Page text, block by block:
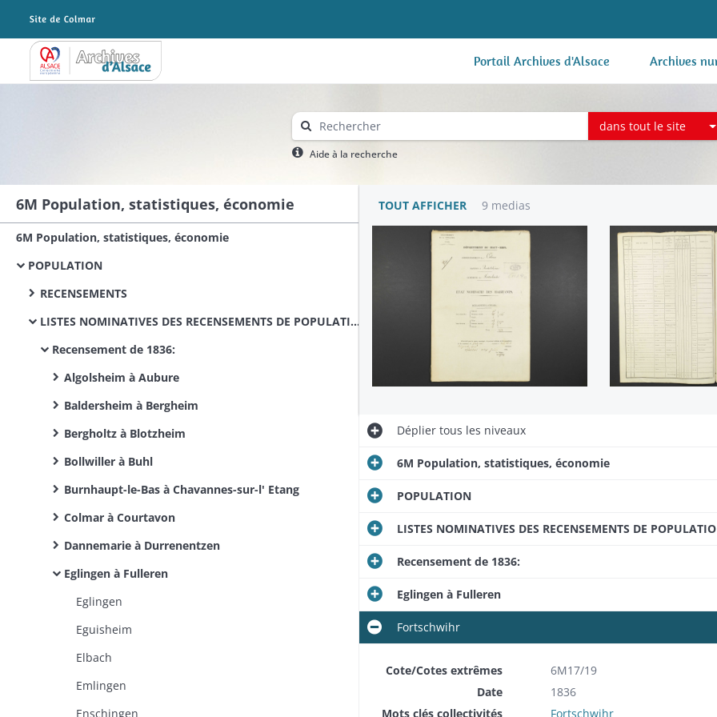
Archives Alsace - Colmar Portail Archives d'Alsace Archives
dans tout le site
Aide à la recherche
6M Population, statistiques, économie
6M Population, statistiques, économie
POPULATION
RECENSEMENTS
LISTES NOMINATIVES DES RECENSEMENTS DE POPULATION
Recensement de 1836:
Algolsheim à Aubure
Baldersheim à Bergheim
Bergholtz à Blotzheim
Bollwiller à Buhl
Burnhaupt-le-Bas à Chavannes-sur-l' Etang
Colmar à Courtavon
Dannemarie à Durrenentzen
Eglingen à Fulleren
Eglingen
Eguisheim
Elbach
Emlingen
Enschingen
TOUT AFFICHER 9 medias
Dépliertous les niveaux
6M Population, statistiques, économie
POPULATION
LISTES NOMINATIVES DES RECENSEMENTS DE
Recensement de 1836:
Eglingen à Fulleren
Fortschwihr
Cote/Cotes extrêmes
6M17/19
Date
1836
Mots clés collectivités
Fortschwihr